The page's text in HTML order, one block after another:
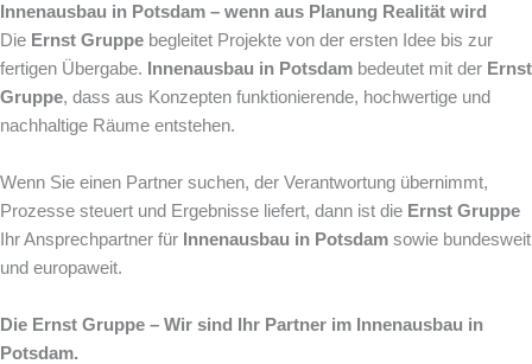
Innenausbau in Potsdam – wenn aus Planung Realität wird
Die Ernst Gruppe begleitet Projekte von der ersten Idee bis zur
fertigen Übergabe.
Innenausbau in Potsdam bedeutet mit der Ernst
Gruppe, dass aus Konzepten funktionierende, hochwertige und
nachhaltige Räume entstehen.
Wenn Sie einen Partner suchen, der Verantwortung übernimmt,
Prozesse steuert und Ergebnisse liefert, dann ist die Ernst Gruppe
Ihr Ansprechpartner für Innenausbau in Potsdam sowie bundesweit
und europaweit.
Die Ernst Gruppe – Wir sind Ihr Partner im Innenausbau in
Potsdam.